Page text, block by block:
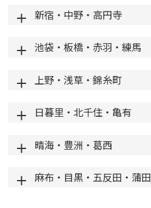
新宿・中野・高円寺
池袋・板橋・赤羽・練馬
上野・浅草・錦糸町
日暮里・北千住・亀有
晴海・豊洲・葛西
麻布・目黒・五反田・蒲田